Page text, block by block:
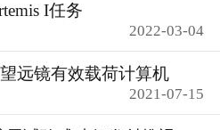
I任务
2022-03-04
远镜有效载荷计算机
2021-07-15